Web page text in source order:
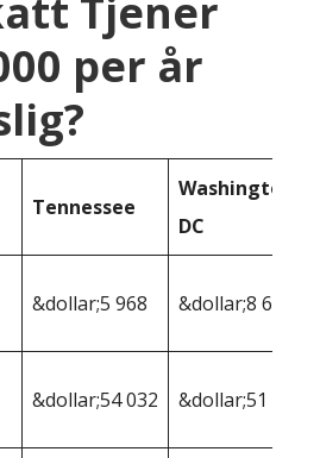
Tjener
per år
Tennessee
Washington
DC
&dollar;5 968 &dollar;8 626
&dollar;54 032 &dollar;51 374